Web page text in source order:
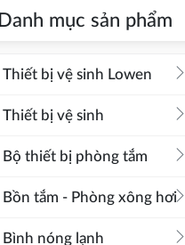
Danh mục sản phẩm
Thiết bị vệ sinh Lowen arrow_forward_ios
Thiết bị vệ sinh arrow_forward_ios
Bộ thiết bị phòng tắm arrow_forward_ios
Bồn tắm - Phòng xông hơiarrow_forward_ios
Bình nóng lạnh arrow_forward_ios